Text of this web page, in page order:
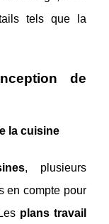
tels que la
de
la cuisine
, plusieurs
en compte pour
plans travail